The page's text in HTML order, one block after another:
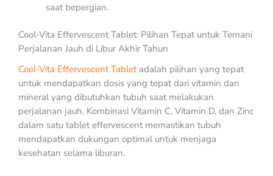
saat bepergian.
Cool-Vita Effervescent Tablet: Pilihan Tepat untuk Temani
Perjalanan Jauh di Libur Akhir Tahun
Cool-Vita Effervescent Tabletadalah pilihan yang tepat
untuk mendapatkan dosis yang tepat dari vitamin dan
mineral yang dibutuhkan tubuh saat melakukan
perjalanan jauh. Kombinasi Vitamin C, Vitamin D, dan Zinc
dalam satu tablet effervescent memastikan tubuh
mendapatkan dukungan optimal untuk menjaga
kesehatan selama liburan.